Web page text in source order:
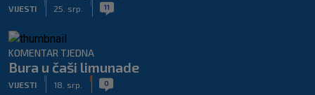
VIJESTI 25. srp. 11
KOMENTAR TJEDNA
Bura u čaši limunade
VIJESTI 18. srp. 0